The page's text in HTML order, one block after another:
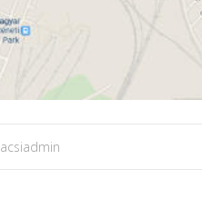
acsiadmin